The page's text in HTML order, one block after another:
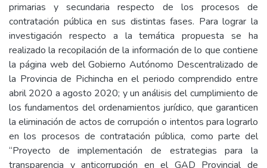
primarias y secundaria respecto de los procesos de
contratación pública en sus distintas fases. Para lograr la
investigación respecto a la temática propuesta se ha
realizado la recopilación de la información de lo que contiene
la página web del Gobierno Autónomo Descentralizado de
la Provincia de Pichincha en el periodo comprendido entre
abril 2020 a agosto 2020; y un análisis del cumplimiento de
los fundamentos del ordenamientos jurídico, que garanticen
la eliminación de actos de corrupción o intentos para lograrlo
en los procesos de contratación pública, como parte del
“Proyecto de implementación de estrategias para la
transparencia y anticorrupción en el GAD Provincial de